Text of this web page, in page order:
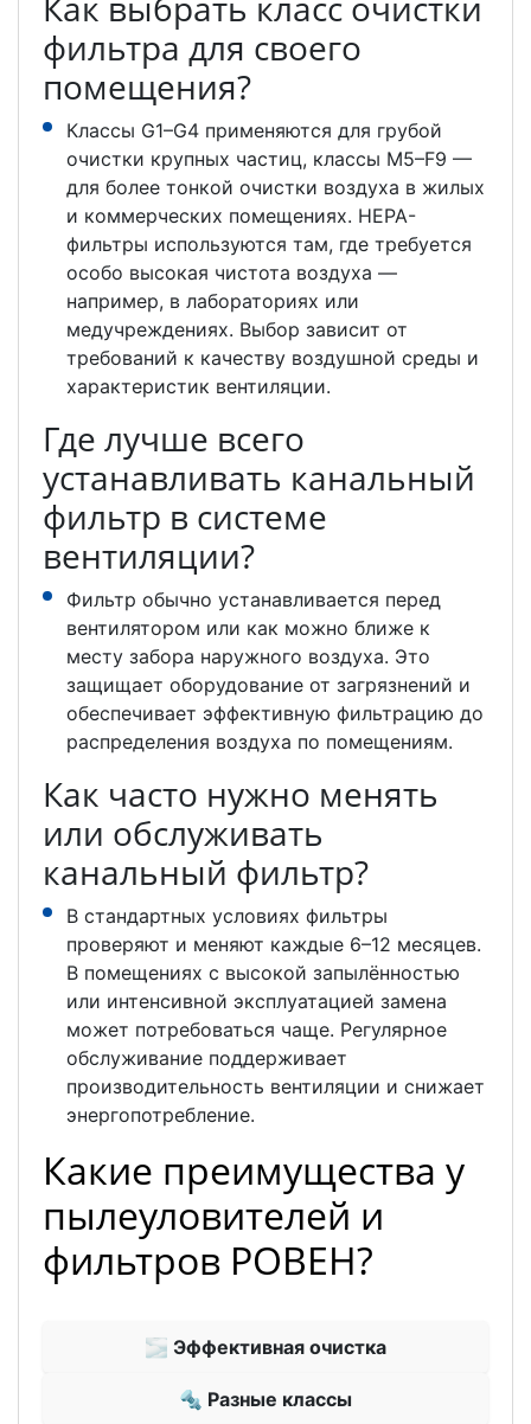
фильтра для своего
помещения?
Классы G1–G4 применяются для грубой
очистки крупных частиц, классы M5–F9 —
для более тонкой очистки воздуха в жилых
и коммерческих помещениях. HEPA-
фильтры используются там, где требуется
особо высокая чистота воздуха —
например, в лабораториях или
медучреждениях. Выбор зависит от
требований к качеству воздушной среды и
характеристик вентиляции.
Где лучше всего
устанавливать канальный
фильтр в системе
вентиляции?
Фильтр обычно устанавливается перед
вентилятором или как можно ближе к
месту забора наружного воздуха. Это
защищает оборудование от загрязнений и
обеспечивает эффективную фильтрацию до
распределения воздуха по помещениям.
Как часто нужно менять
или обслуживать
канальный фильтр?
В стандартных условиях фильтры
проверяют и меняют каждые 6–12 месяцев.
В помещениях с высокой запылённостью
или интенсивной эксплуатацией замена
может потребоваться чаще. Регулярное
обслуживание поддерживает
производительность вентиляции и снижает
энергопотребление.
Какие преимущества у
пылеуловителей и
фильтров РОВЕН?
🌫 Эффективная очистка
🔩 Разные классы